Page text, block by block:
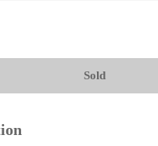
Sold